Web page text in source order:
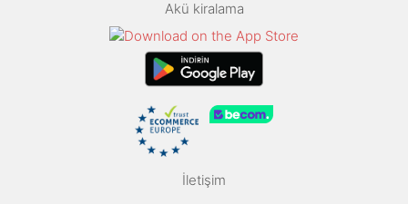
Akü kiralama
İletişim